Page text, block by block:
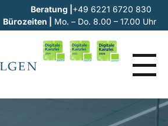
Beratung | +49 6221 6720 830
Bürozeiten |
Mo. – Do. 8.00 – 17.00 Uhr